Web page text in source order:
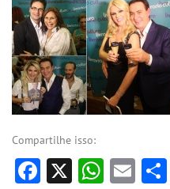
Compartilhe isso:
Facebook
X